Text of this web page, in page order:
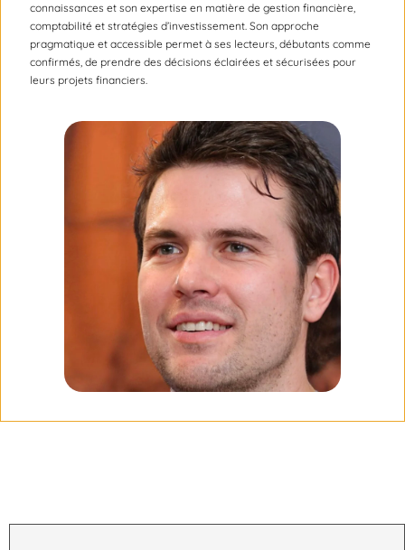
connaissances et son expertise en matière de gestion financière,
comptabilité et stratégies d’investissement. Son approche
pragmatique et accessible permet à ses lecteurs, débutants comme
confirmés, de prendre des décisions éclairées et sécurisées pour
leurs projets financiers.